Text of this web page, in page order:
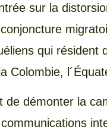
sur la
qui résident
Colombie,
de démonter la